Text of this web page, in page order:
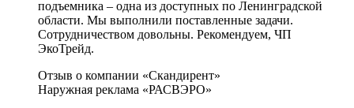
подъемника – одна из доступных по Ленинградской
области. Мы выполнили поставленные задачи.
Сотрудничеством довольны. Рекомендуем, ЧП
ЭкоТрейд.
Отзыв о компании «Скандирент»
Наружная реклама «РАСВЭРО»